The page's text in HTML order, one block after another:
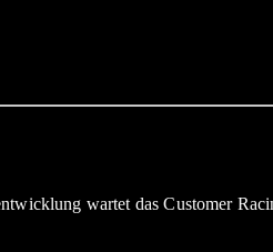
wartet das Customer